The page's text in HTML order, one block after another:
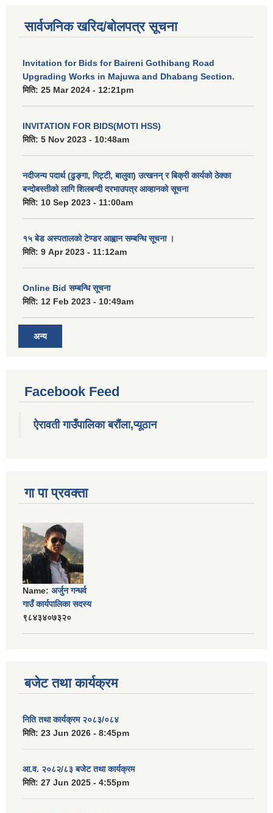
सार्वजनिक खरिद/बोलपत्र सूचना
Invitation for Bids for Baireni Gothibang Road
Upgrading Works in Majuwa and Dhabang Section.
मिति: 25 Mar 2024 - 12:21pm
INVITATION FOR BIDS(MOTI HSS)
मिति: 5 Nov 2023 - 10:48am
नदीजन्य पदार्थ (ढुङ्गा, गिट्टी, बालुवा) उत्खनन् र बिक्री कार्यको ठेक्का
बन्दोबस्तीको लागि शिलबन्दी दरभाउपत्र आव्हानको सूचना
मिति: 10 Sep 2023 - 11:00am
१५ बेड अस्पतालको टेण्डर आह्वान सम्बन्धि सूचना ।
मिति: 9 Apr 2023 - 11:12am
Online Bid सम्बन्धि सूचना
मिति: 12 Feb 2023 - 10:49am
अन्य
Facebook Feed
ऐरावती गाउँपालिका बरौंला,प्यूठान
गा पा प्रवक्ता
Name: अर्जुन गन्धर्व
गाउँ कार्यपालिका सदस्य
९८४३४०७३२०
बजेट तथा कार्यक्रम
निति तथा कार्यक्रम २०८३/०८४
मिति: 23 Jun 2026 - 8:45pm
आ.व. २०८२/८३ बजेट तथा कार्यक्रम
मिति: 27 Jun 2025 - 4:55pm